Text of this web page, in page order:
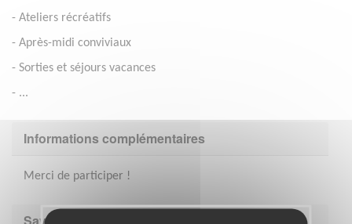
- Ateliers récréatifs
- Après-midi conviviaux
- Sorties et séjours vacances
- ...
Informations complémentaires
Merci de participer !
Savoir être & compétences